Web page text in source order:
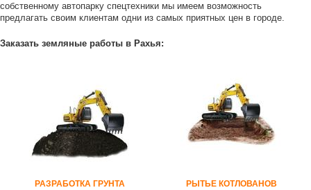
собственному автопарку спецтехники мы имеем возможность
предлагать своим клиентам одни из самых приятных цен в городе.
Заказать земляные работы в Рахья:
РАЗРАБОТКА ГРУНТА РЫТЬЕ КОТЛОВАНОВ